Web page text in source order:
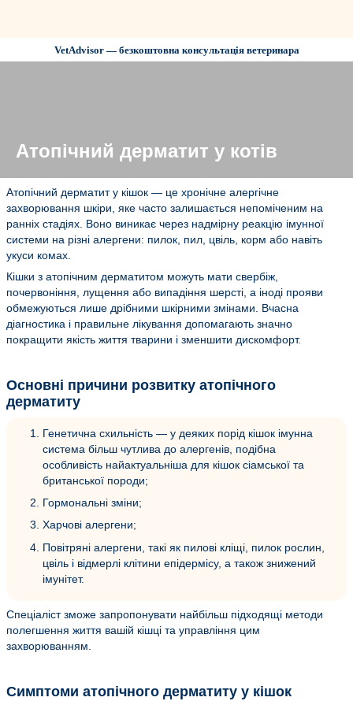
VetAdvisor — безкоштовна консультація ветеринара
Атопічний дерматит у котів
Атопічний дерматит у кішок — це хронічне алергічне
захворювання шкіри, яке часто залишається непоміченим на
ранніх стадіях. Воно виникає через надмірну реакцію імунної
системи на різні алергени: пилок, пил, цвіль, корм або навіть
укуси комах.
Кішки з атопічним дерматитом можуть мати свербіж,
почервоніння, лущення або випадіння шерсті, а іноді прояви
обмежуються лише дрібними шкірними змінами. Вчасна
діагностика і правильне лікування допомагають значно
покращити якість життя тварини і зменшити дискомфорт.
Основні причини розвитку атопічного
дерматиту
Генетична схильність — у деяких порід кішок імунна
система більш чутлива до алергенів, подібна
особливість найактуальніша для кішок сіамської та
британської породи;
Гормональні зміни;
Харчові алергени;
Повітряні алергени, такі як пилові кліщі, пилок рослин,
цвіль і відмерлі клітини епідермісу, а також знижений
імунітет.
Спеціаліст зможе запропонувати найбільш підходящі методи
полегшення життя вашій кішці та управління цим
захворюванням.
Симптоми атопічного дерматиту у кішок